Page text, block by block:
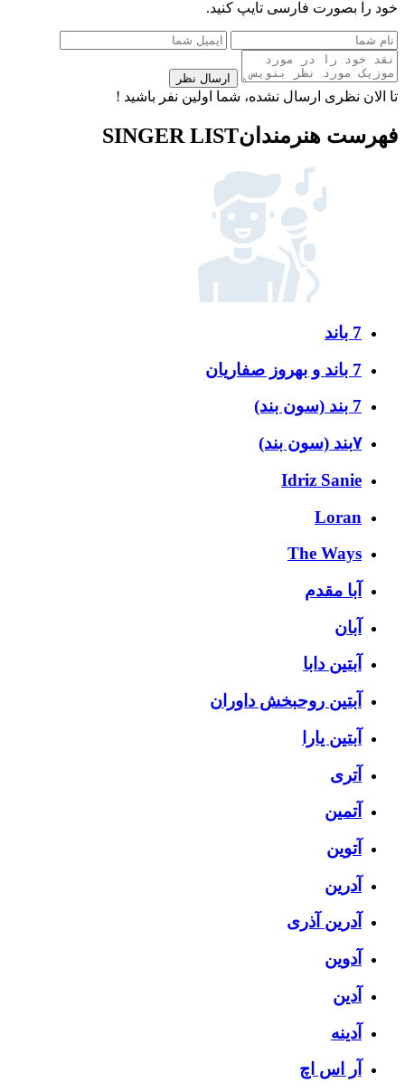
خود را بصورت فارسی تایپ کنید.
ارسال نظر
تا الان نظری ارسال نشده، شما اولین نفر باشید !
فهرست هنرمندانSINGER LIST
7 باند
7 باند و بهروز صفاریان
7 بند (سون بند)
۷بند (سون بند)
Idriz Sanie
Loran
The Ways
آبا مقدم
آبان
آبتین دابا
آبتین روحبخش داوران
آبتین یارا
آتری
آتمین
آتوین
آدرین
آدرین آذری
آدوین
آدین
آدینه
آر اس اچ